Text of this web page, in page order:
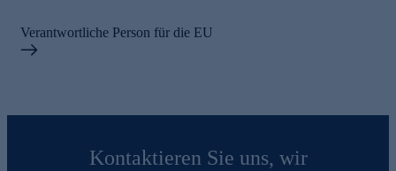
Verantwortliche Person für die EU
Kontaktieren Sie uns, wir